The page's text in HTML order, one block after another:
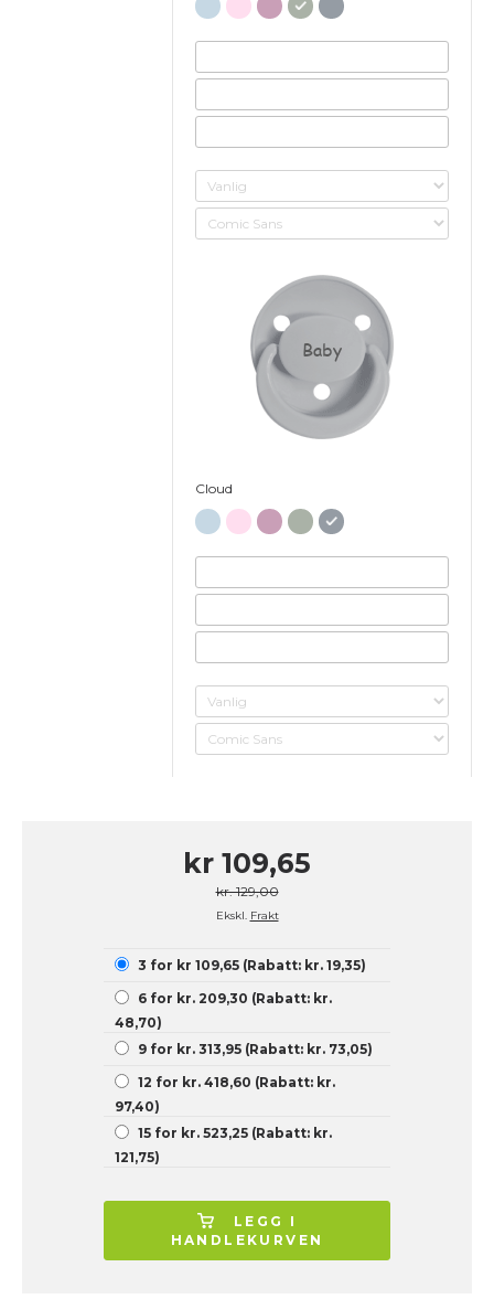
Baby
Cloud
kr 109,65
kr. 129,00
Ekskl. Frakt
3 for kr 109,65 (Rabatt: kr. 19,35)
6 for kr. 209,30 (Rabatt: kr.
48,70)
9 for kr. 313,95 (Rabatt: kr. 73,05)
12 for kr. 418,60 (Rabatt: kr.
97,40)
15 for kr. 523,25 (Rabatt: kr.
121,75)
LEGG I
HANDLEKURVEN